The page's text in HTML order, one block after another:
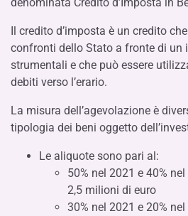
Il credito d’imposta è un credito
confronti dello Stato a fronte di un
strumentali e che può essere
debiti verso l’erario.
La misura dell’agevolazione è
tipologia dei beni oggetto
Le aliquote sono pari al:
50% nel 2021 e 40%
2,5 milioni di euro
30% nel 2021 e 20%